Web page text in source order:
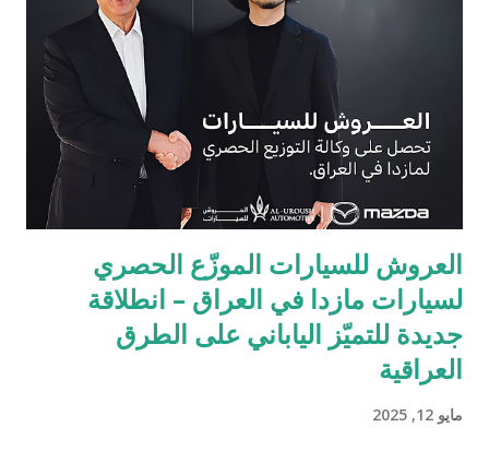
العروش للسيارات الموزّع الحصري
لسيارات مازدا في العراق – انطلاقة
جديدة للتميّز الياباني على الطرق
العراقية
مايو 12, 2025